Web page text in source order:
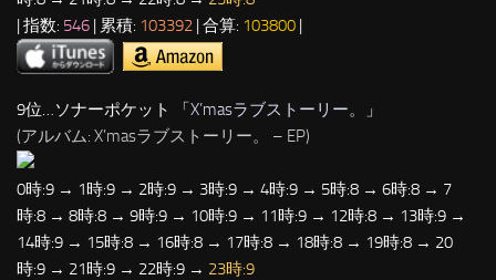
| 指数: 546 | 累積: 103392 | 合算: 103800 |
9位…ソナーポケット 「X’masラブストーリー。
」
(アルバム: X’masラブストーリー。 – EP)
0時:9 → 1時:9 → 2時:9 → 3時:9 → 4時:9 → 5時:8 → 6時:8 → 7
時:8 → 8時:8 → 9時:9 → 10時:9 → 11時:9 → 12時:8 → 13時:9 →
14時:9 → 15時:8 → 16時:8 → 17時:8 → 18時:8 → 19時:8 → 20
時:9 → 21時:9 → 22時:9 → 23時:9